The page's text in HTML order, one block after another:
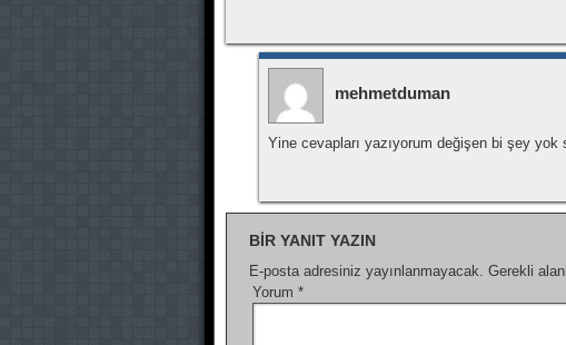
mehmetduman
Yine cevapları yazıyorum değişen bi şey yok
BIR YANIT YAZIN
E-posta adresiniz yayınlanmayacak. Gerekli
Yorum *